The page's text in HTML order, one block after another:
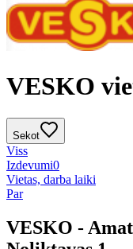
VESKO
Sekot
Viss
Izdevumi0
Vietas, darba laiki
Par
VESKO -